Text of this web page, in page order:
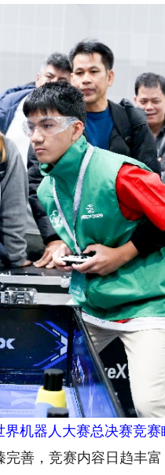
界机器人大赛总决赛竞赛
善，竞赛内容日趋丰富